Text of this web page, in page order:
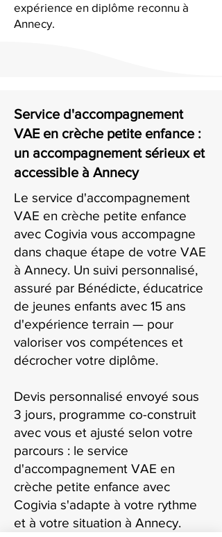
expérience en diplôme reconnu à
Annecy.
Service d'accompagnement
VAE en crèche petite enfance :
un accompagnement sérieux et
accessible à Annecy
Le service d'accompagnement
VAE en crèche petite enfance
avec Cogivia vous accompagne
dans chaque étape de votre VAE
à Annecy. Un suivi personnalisé,
assuré par Bénédicte, éducatrice
de jeunes enfants avec 15 ans
d'expérience terrain — pour
valoriser vos compétences et
décrocher votre diplôme.
Devis personnalisé envoyé sous
3 jours, programme co-construit
avec vous et ajusté selon votre
parcours : le service
d'accompagnement VAE en
crèche petite enfance avec
Cogivia s'adapte à votre rythme
et à votre situation à Annecy.